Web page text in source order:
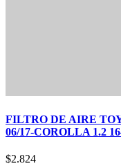
FILTRO DE AIRE
06/17-COROLLA 1.2
$2.824